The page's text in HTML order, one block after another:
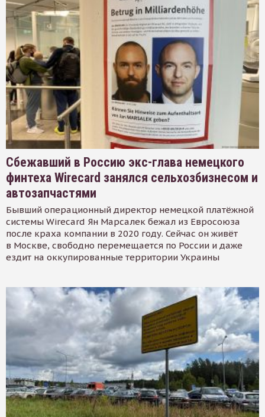
Сбежавший в Россию экс-глава немецкого
финтеха Wirecard занялся сельхозбизнесом и
автозапчастями
Бывший операционный директор немецкой платёжной
системы Wirecard Ян Марсалек бежал из Евросоюза
после краха компании в 2020 году. Сейчас он живёт
в Москве, свободно перемещается по России и даже
ездит на оккупированные территории Украины